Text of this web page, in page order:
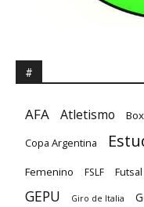
#
AFA Atletismo
Copa Argentina
Femenino FSLF Futsal
GEPU Giro de Italia